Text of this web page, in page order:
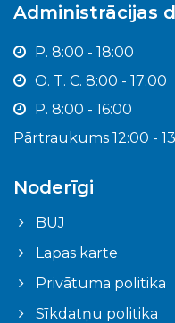
Administrācijas
P. 8:00 - 18:00
O. T. C. 8:00 - 17:00
P. 8:00 - 16:00
Pārtraukums 12:00 -
Noderīgi
BUJ
Lapas karte
Privātuma politika
Sīkdatņu politika